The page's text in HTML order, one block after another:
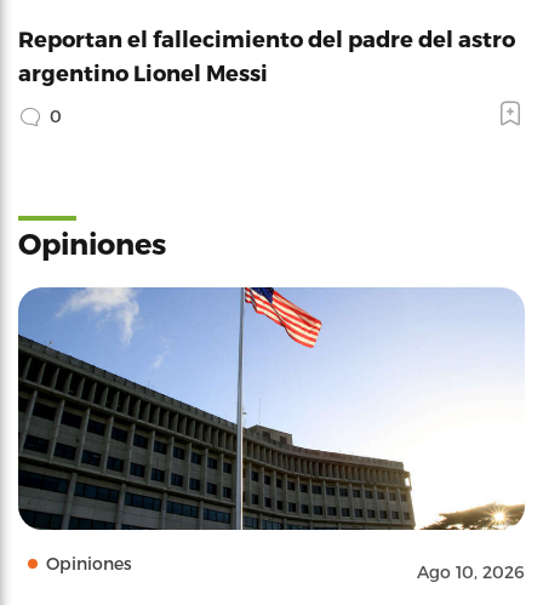
Reportan el fallecimiento del padre del astro
argentino Lionel Messi
0
Opiniones
Opiniones Ago 10, 2026